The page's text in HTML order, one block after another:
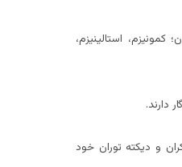
استالینیزم،
دارند.
و دیکته توران خود